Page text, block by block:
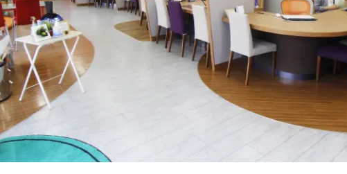
お部屋探しのお客様へ